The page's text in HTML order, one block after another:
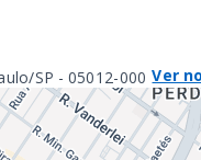
SP - 05012-000 Ver